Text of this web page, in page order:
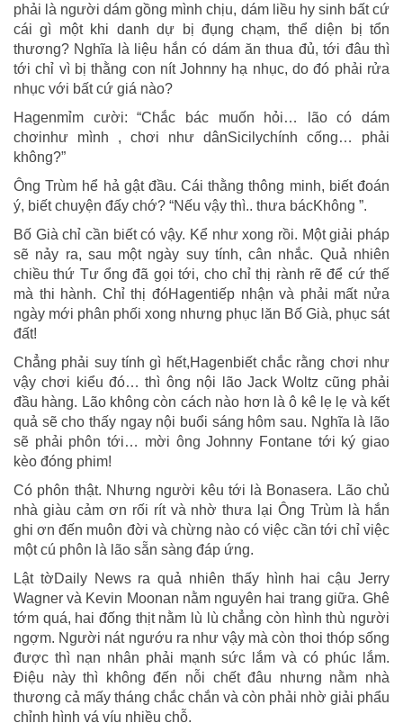
phải là người dám gồng mình chịu, dám liều hy sinh bất cứ
cái gì một khi danh dự bị đụng chạm, thể diện bị tổn
thương? Nghĩa là liệu hắn có dám ăn thua đủ, tới đâu thì
tới chỉ vì bị thằng con nít Johnny hạ nhục, do đó phải rửa
nhục với bất cứ giá nào?
Hagenmỉm cười: “Chắc bác muốn hỏi… lão có dám
chơinhư mình , chơi như dânSicilychính cống… phải
không?”
Ông Trùm hể hả gật đầu. Cái thằng thông minh, biết đoán
ý, biết chuyện đấy chớ? “Nếu vậy thì.. thưa bácKhông ”.
Bố Già chỉ cần biết có vậy. Kể như xong rồi. Một giải pháp
sẽ nảy ra, sau một ngày suy tính, cân nhắc. Quả nhiên
chiều thứ Tư ổng đã gọi tới, cho chỉ thị rành rẽ để cứ thế
mà thi hành. Chỉ thị đóHagentiếp nhận và phải mất nửa
ngày mới phân phối xong nhưng phục lăn Bố Già, phục sát
đất!
Chẳng phải suy tính gì hết,Hagenbiết chắc rằng chơi như
vậy chơi kiểu đó… thì ông nội lão Jack Woltz cũng phải
đầu hàng. Lão không còn cách nào hơn là ô kê lẹ lẹ và kết
quả sẽ cho thấy ngay nội buổi sáng hôm sau. Nghĩa là lão
sẽ phải phôn tới… mời ông Johnny Fontane tới ký giao
kèo đóng phim!
Có phôn thật. Nhưng người kêu tới là Bonasera. Lão chủ
nhà giàu cảm ơn rối rít và nhờ thưa lại Ông Trùm là hắn
ghi ơn đến muôn đời và chừng nào có việc cần tới chỉ việc
một cú phôn là lão sẵn sàng đáp ứng.
Lật tờDaily News ra quả nhiên thấy hình hai cậu Jerry
Wagner và Kevin Moonan nằm nguyên hai trang giữa. Ghê
tớm quá, hai đống thịt nằm lù lù chẳng còn hình thù người
ngợm. Người nát ngướu ra như vậy mà còn thoi thóp sống
được thì nạn nhân phải mạnh sức lắm và có phúc lắm.
Điệu này thì không đến nỗi chết đâu nhưng nằm nhà
thương cả mấy tháng chắc chắn và còn phải nhờ giải phẩu
chỉnh hình vá víu nhiều chỗ.